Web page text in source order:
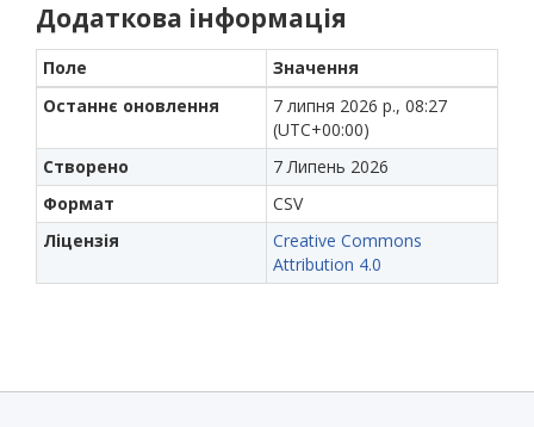
Додаткова інформація
Поле
Значення
Останнє оновлення
7 липня 2026 р., 08:27
(UTC+00:00)
Створено
7 Липень 2026
Формат
CSV
Ліцензія
Creative Commons
Attribution 4.0